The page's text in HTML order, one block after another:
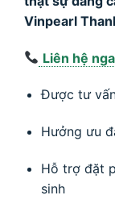
Vinpearl
Liên hệ
Được tư
Hưởng ưu
Hỗ trợ đặt
sinh